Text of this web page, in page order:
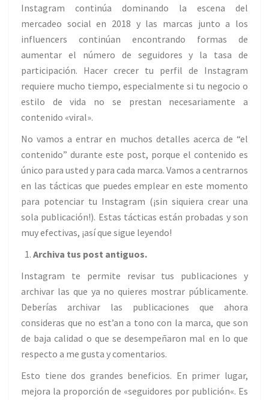
Instagram continúa dominando la escena del
mercadeo social en 2018 y las marcas junto a los
influencers continúan encontrando formas de
aumentar el número de seguidores y la tasa de
participación. Hacer crecer tu perfil de Instagram
requiere mucho tiempo, especialmente si tu negocio o
estilo de vida no se prestan necesariamente a
contenido «viral».
No vamos a entrar en muchos detalles acerca de “el
contenido” durante este post, porque el contenido es
único para usted y para cada marca. Vamos a centrarnos
en las tácticas que puedes emplear en este momento
para potenciar tu Instagram (¡sin siquiera crear una
sola publicación!). Estas tácticas están probadas y son
muy efectivas, ¡así que sigue leyendo!
Archiva tus post antiguos.
Instagram te permite revisar tus publicaciones y
archivar las que ya no quieres mostrar públicamente.
Deberías archivar las publicaciones que ahora
consideras que no est’an a tono con la marca, que son
de baja calidad o que se desempeñaron mal en lo que
respecto a me gusta y comentarios.
Esto tiene dos grandes beneficios. En primer lugar,
mejora la proporción de «seguidores por publición«. Es